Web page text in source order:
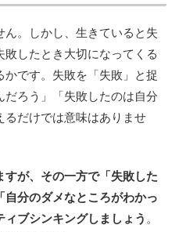
。しかし、生きていると失
したとき大切になってくる
です。失敗を「失敗」と捉
だろう」「失敗したのは自分
るだけでは意味はありませ
が、その一方で「失敗した
自分のダメなところがわかっ
ブシンキングしましょう 。